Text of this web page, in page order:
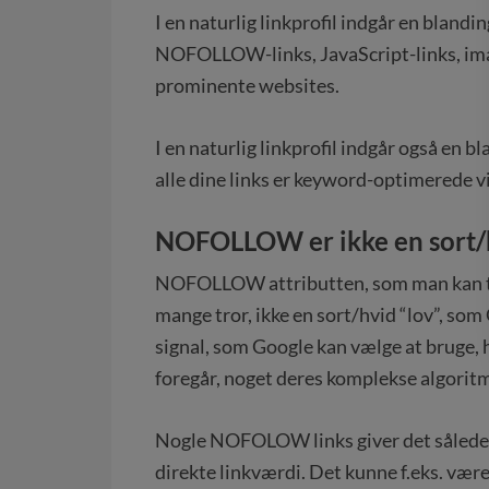
I en naturlig linkprofil indgår en
NOFOLLOW-links, JavaScript-links,
prominente websites.
I en naturlig linkprofil indgår også en
alle dine links er keyword-optimerede
NOFOLLOW er ikke en
NOFOLLOW attributten, som man
mange tror, ikke en sort/hvid “lov”, som
signal, som Google kan vælge at
foregår, noget deres komplekse
Nogle NOFOLOW links giver det
direkte linkværdi. Det kunne f.eks.